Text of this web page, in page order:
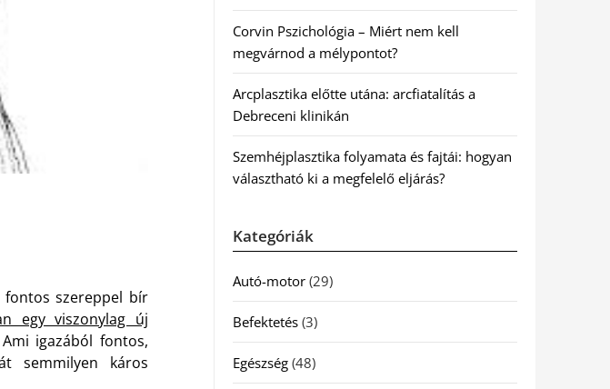
fontos szereppel bír
egy viszonylag új
igazából fontos,
semmilyen káros
Corvin Pszichológia – Miért nem kell
megvárnod a mélypontot?
Arcplasztika előtte utána: arcfiatalítás a
Debreceni klinikán
Szemhéjplasztika folyamata és fajtái: hogyan
választható ki a megfelelő eljárás?
Kategóriák
Autó-motor(29)
Befektetés(3)
Egészség(48)